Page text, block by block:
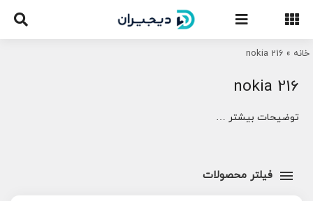
content
خانه »
nokia 216
nokia 216
توضیحات بیشتر …
فیلتر محصولات